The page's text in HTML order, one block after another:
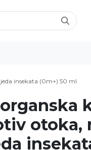
insekata (0m+) 50 ml
otoka,